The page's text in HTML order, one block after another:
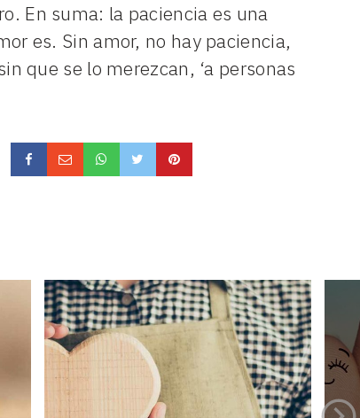
En suma: la paciencia es una
es. Sin amor, no hay paciencia,
que se lo merezcan, ‘a personas